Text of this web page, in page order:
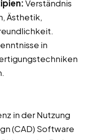
Verständnis
Ästhetik,
in
in der Nutzung
(CAD) Software